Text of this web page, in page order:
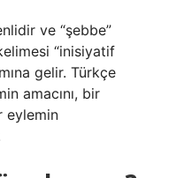
ve “şebbe”
“inisiyatif
gelir. Türkçe
amacını, bir
eylemin